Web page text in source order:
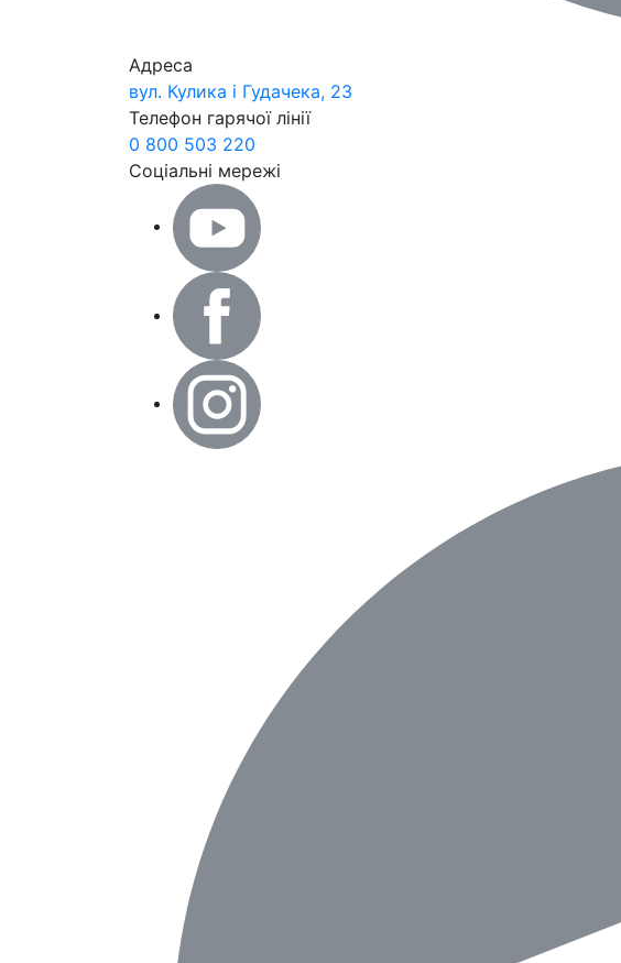
Адреса
вул. Кулика і Гудачека, 23
Телефон гарячої лінії
0 800 503 220
Соціальні мережі